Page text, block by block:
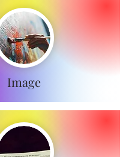
Image